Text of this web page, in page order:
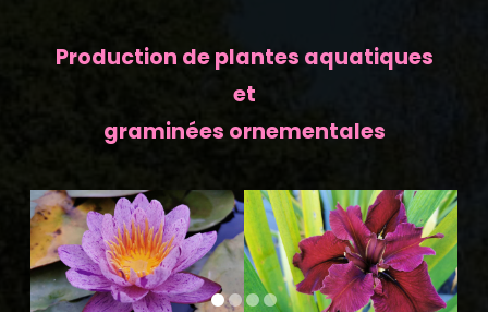
Production de plantes aquatiques
et
graminées ornementales
Previous Next